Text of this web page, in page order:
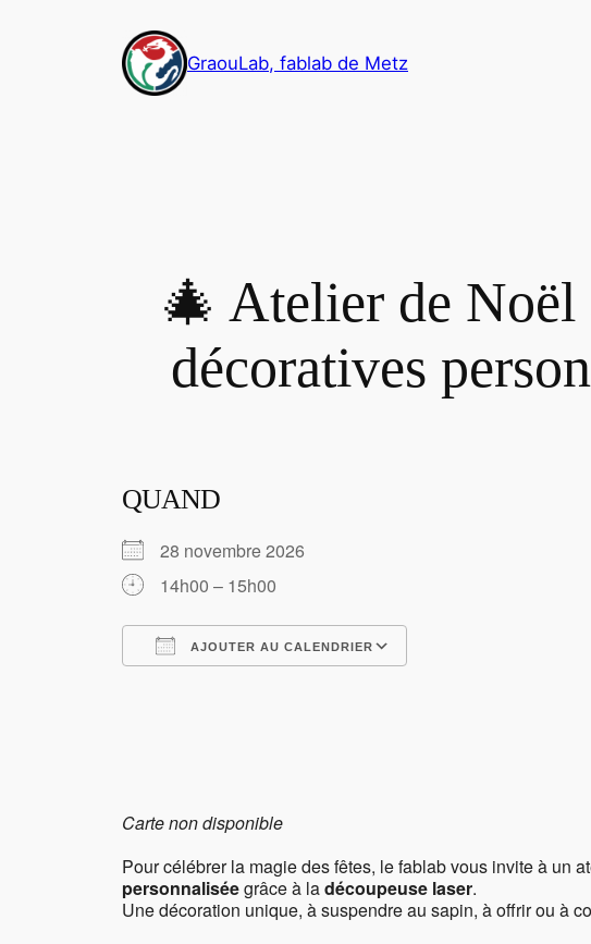
GraouLab, fablab de Metz
🎄 Atelier de Noël
décoratives
QUAND
28 novembre 2026
14h00 – 15h00
AJOUTER AU CALENDRIER
Carte non disponible
Pour célébrer la magie des fêtes, le fablab vous invite à un
personnaliséegrâce à ladécoupeuse laser.
Une décoration unique, à suspendre au sapin, à offrir ou à